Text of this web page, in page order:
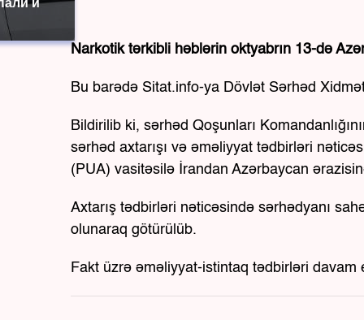
и
Narkotik tərkibli həblərin oktyabrın 13-də
Bu barədə Sitat.info-ya Dövlət Sərhəd
Bildirilib ki, sərhəd Qoşunları
sərhəd axtarışı və əməliyyat tədbirləri
(PUA) vasitəsilə İrandan Azərbaycan
Axtarış tədbirləri nəticəsində sərhədyanı
olunaraq götürülüb.
Fakt üzrə əməliyyat-istintaq tədbirləri davam